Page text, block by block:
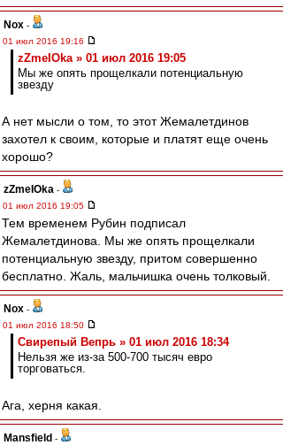
Nox -
01 июл 2016 19:16
zZmeIOka » 01 июл 2016 19:05
Мы же опять прощелкали потенциальную
звезду
А нет мысли о том, то этот Жемалетдинов
захотел к своим, которые и платят еще очень
хорошо?
zZmeIOka -
01 июл 2016 19:05
Тем временем Рубин подписал
Жемалетдинова. Мы же опять прощелкали
потенциальную звезду, притом совершенно
бесплатно. Жаль, мальчишка очень толковый.
Nox -
01 июл 2016 18:50
Свирепый Вепрь » 01 июл 2016 18:34
Нельзя же из-за 500-700 тысяч евро
торговаться.
Ага, херня какая.
Mansfield -